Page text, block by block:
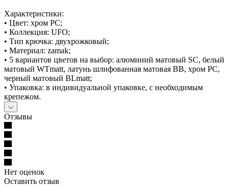
Характеристики:
• Цвет: хром PC;
• Коллекция: UFO;
• Тип крючка: двухрожковый;
• Материал: zamak;
• 5 вариантов цветов на выбор: алюминий матовый SC, белый
матовый WTmatt, латунь шлифованная матовая BB, хром PC,
черный матовый BLmatt;
• Упаковка: в индивидуальной упаковке, с необходимым
крепежом.
Отзывы
Нет оценок
Оставить отзыв